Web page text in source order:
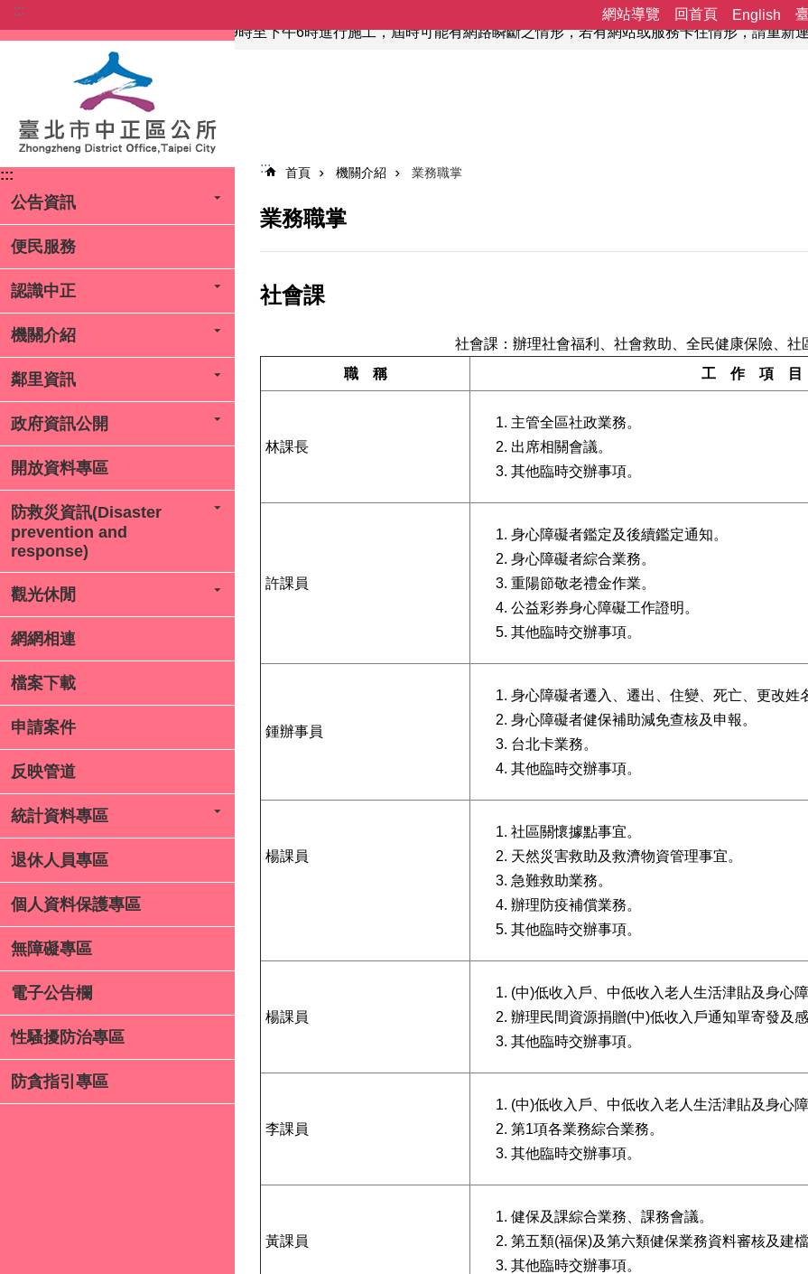
跳到主要內容區塊
因本府網路於115年8月9日(日)上午9時至下午6時進行施工，屆時可能有網路瞬斷之情形，若有網站或服務卡住情形，請重新
::: 網站導覽 回首頁 English
:::
公告資訊
便民服務
認識中正
機關介紹
鄰里資訊
政府資訊公開
開放資料專區
防救災資訊(Disaster
prevention and
response)
觀光休閒
網網相連
檔案下載
申請案件
反映管道
統計資料專區
退休人員專區
個人資料保護專區
無障礙專區
電子公告欄
性騷擾防治專區
防貪指引專區
::: 首頁 機關介紹 業務職掌
業務職掌
社會課
職 稱 工 作 項 目
社會課：辦理社會福利、社會救助、全民健康保險、社
林課長
主管全區社政業務。
出席相關會議。
其他臨時交辦事項。
許課員
身心障礙者鑑定及後續鑑定通知。
身心障礙者綜合業務。
重陽節敬老禮金作業。
公益彩券身心障礙工作證明。
其他臨時交辦事項。
鍾辦事員
身心障礙者遷入、遷出、住變、死亡、更改姓
身心障礙者健保補助減免查核及申報。
台北卡業務。
其他臨時交辦事項。
楊課員
社區關懷據點事宜。
天然災害救助及救濟物資管理事宜。
急難救助業務。
辦理防疫補償業務。
其他臨時交辦事項。
楊課員
(中)低收入戶、中低收入老人生活津貼及身心
辦理民間資源捐贈(中)低收入戶通知單寄發及感
其他臨時交辦事項。
李課員
(中)低收入戶、中低收入老人生活津貼及身心
第1項各業務綜合業務。
其他臨時交辦事項。
黃課員
健保及課綜合業務、課務會議。
第五類(福保)及第六類健保業務資料審核及建檔
其他臨時交辦事項。